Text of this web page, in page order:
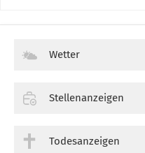
Wetter
Stellenanzeigen
Todesanzeigen